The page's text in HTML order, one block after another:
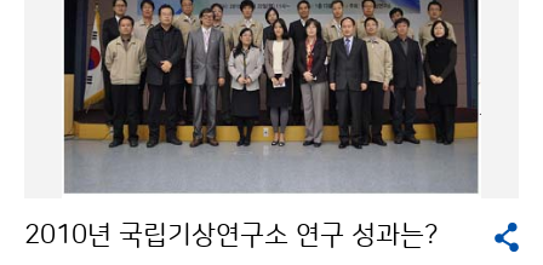
기준에 해당되지 않는 경우가 있어 피해예방 차원에서 특
보의 효력이 미흡하였다. 변경된 한파특보 기준은 겨울철
에 발생하는 지속적인 추위에 대비하기 위해 아침 최저기
온이 영하 12도 이하가 2일 이상 지속될 것이 예상될 때
한파주의보, 아침 최저기온이 영하 15도 이하가 2일 이상
차’를 ‘평년값’(과거 30년간의 기온을 평균하여 나타낸
2010년 국립기상연구소 연구 성과는?